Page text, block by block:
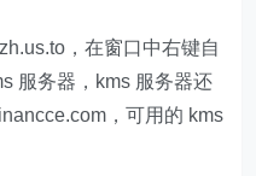
，在窗口中右键自
服务器，kms 服务器还
，可用的 kms